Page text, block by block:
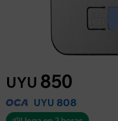
UYU 850
UYU 808